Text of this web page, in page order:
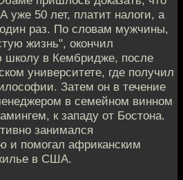
50 лет, платит налоги, а
раз. По словам мужчины,
жизнь", окончил
в Кембридже, после
университете, где получил
Затем он в течение
в семейном винном
к западу от Бостона.
занимался
и помогал африканским
в США.